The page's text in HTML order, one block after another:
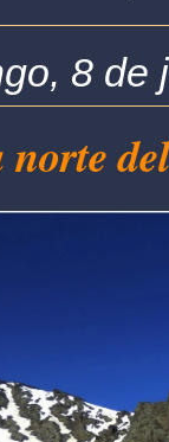
8 de